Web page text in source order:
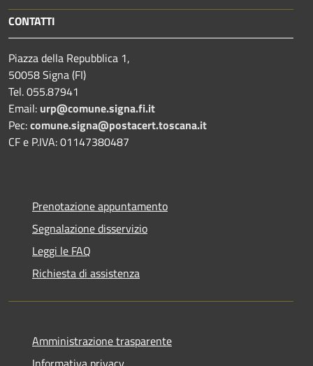
CONTATTI
Piazza della Repubblica 1,
50058 Signa (FI)
Tel. 055.87941
Email: urp@comune.signa.fi.it
Pec:comune.signa@postacert.toscana.it
CF e P.IVA: 01147380487
Prenotazione appuntamento
Segnalazione disservizio
Leggi le FAQ
Richiesta di assistenza
Amministrazione trasparente